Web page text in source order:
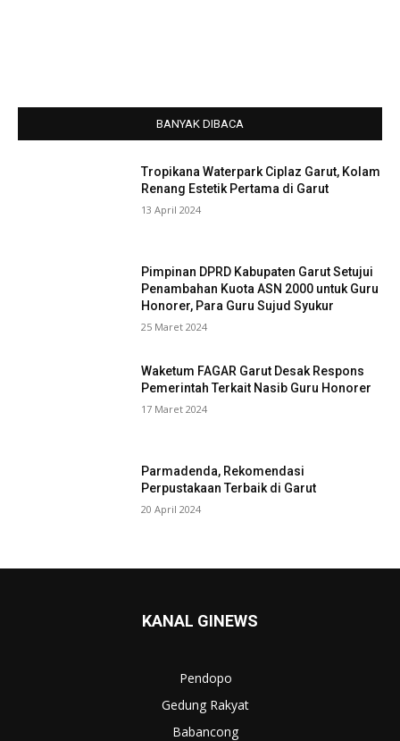
BANYAK DIBACA
Tropikana Waterpark Ciplaz Garut, Kolam
Renang Estetik Pertama di Garut
13 April 2024
Pimpinan DPRD Kabupaten Garut Setujui
Penambahan Kuota ASN 2000 untuk Guru
Honorer, Para Guru Sujud Syukur
25 Maret 2024
Waketum FAGAR Garut Desak Respons
Pemerintah Terkait Nasib Guru Honorer
17 Maret 2024
Parmadenda, Rekomendasi
Perpustakaan Terbaik di Garut
20 April 2024
KANAL GINEWS
Pendopo
Gedung Rakyat
Babancong